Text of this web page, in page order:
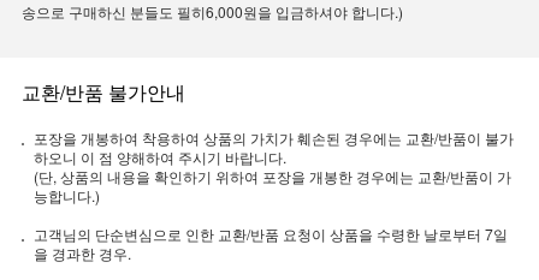
송으로 구매하신 분들도 필히6,000원을 입금하셔야 합니다.)
교환/반품 불가안내
포장을 개봉하여 착용하여 상품의 가치가 훼손된 경우에는 교환/반품이 불가
하오니 이 점 양해하여 주시기 바랍니다.
(단, 상품의 내용을 확인하기 위하여 포장을 개봉한 경우에는 교환/반품이 가
능합니다.)
고객님의 단순변심으로 인한 교환/반품 요청이 상품을 수령한 날로부터 7일
을 경과한 경우.